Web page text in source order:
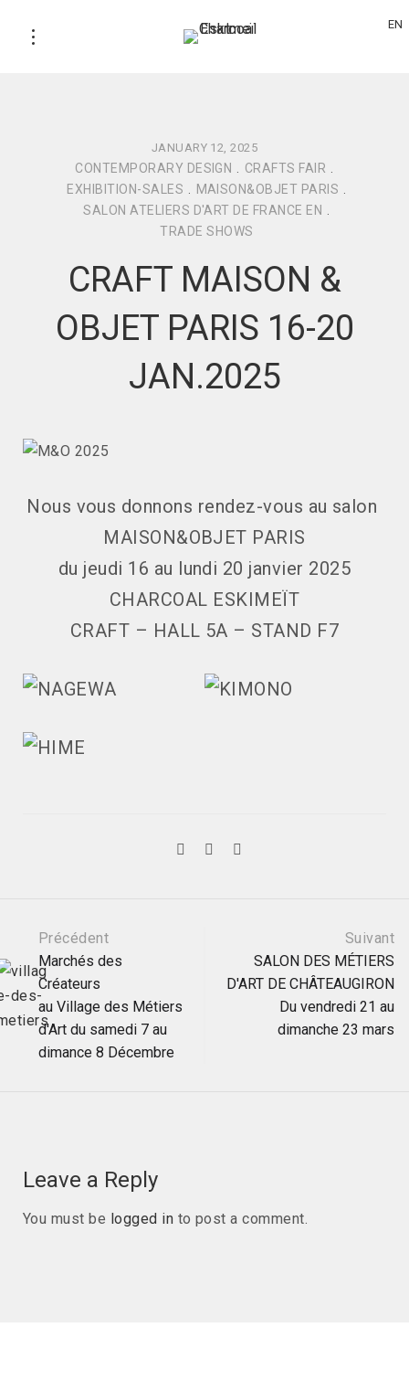
EN
JANUARY 12, 2025
CONTEMPORARY DESIGN CRAFTS FAIR
EXHIBITION-SALES
MAISON&OBJET PARIS
SALON ATELIERS D'ART DE FRANCE EN
TRADE SHOWS
CRAFT MAISON &
OBJET PARIS 16-20
JAN.2025
Nous vous donnons rendez-vous au salon
MAISON&OBJET PARIS
du jeudi 16 au lundi 20 janvier 2025
CHARCOAL ESKIMEÏT
CRAFT – HALL 5A – STAND F7
Précédent
Marchés des
Créateurs
au Village des Métiers
d'Art du samedi 7 au
dimance 8 Décembre
Suivant
SALON DES MÉTIERS
D'ART DE CHÂTEAUGIRON
Du vendredi 21 au
dimanche 23 mars
Leave a Reply
You must be logged in to post a comment.